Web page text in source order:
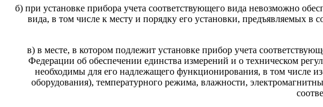
б) при установке прибора учета соответствующего вида невозможно
вида, в том числе к месту и порядку его установки, предъявляемых в
в) в месте, в котором подлежит установке прибор учета
Федерации об обеспечении единства измерений и о техническом
необходимы для его надлежащего функционирования, в том числе
оборудования), температурного режима, влажности,